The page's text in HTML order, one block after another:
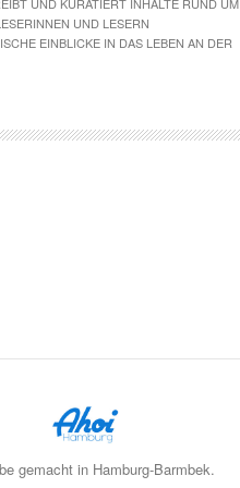
UND KURATIERT INHALTE RUND UM
UND LESERN
EINBLICKE IN DAS LEBEN AN DER
gemacht in Hamburg-Barmbek.